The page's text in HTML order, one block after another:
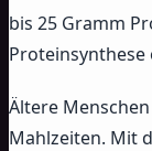
bis 25 Gramm
Proteinsynthese
Ältere
Mahlzeiten. Mit